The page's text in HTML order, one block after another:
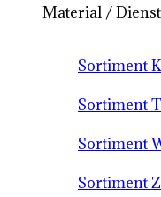
Material /
Sortiment
Sortiment
Sortiment
Sortiment